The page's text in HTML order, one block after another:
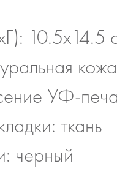
10.5х14.5
кожа
УФ-
ткань
черный